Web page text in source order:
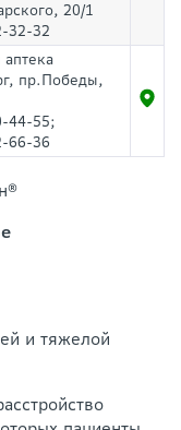
20/1
32-32
пр.Победы,
44-55;
66-36
и тяжелой